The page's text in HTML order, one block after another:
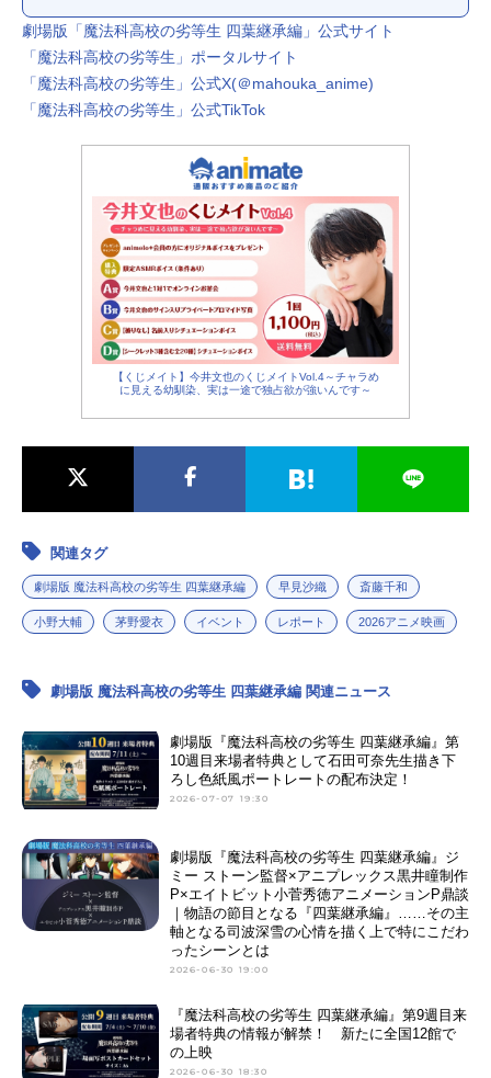
劇場版「魔法科高校の劣等生 四葉継承編」公式サイト
「魔法科高校の劣等生」ポータルサイト
「魔法科高校の劣等生」公式X(＠mahouka_anime)
「魔法科高校の劣等生」公式TikTok
【くじメイト】今井文也のくじメイトVol.4～チャラめ
に見える幼馴染、実は一途で独占欲が強いんです～
関連タグ
劇場版 魔法科高校の劣等生 四葉継承編 早見沙織 斎藤千和
小野大輔 茅野愛衣 イベント レポート 2026アニメ映画
劇場版 魔法科高校の劣等生 四葉継承編 関連ニュース
劇場版『魔法科高校の劣等生 四葉継承編』第
10週目来場者特典として石田可奈先生描き下
ろし色紙風ポートレートの配布決定！
2026-07-07 19:30
劇場版『魔法科高校の劣等生 四葉継承編』ジ
ミー ストーン監督×アニプレックス黒井瞳制作
P×エイトビット小菅秀徳アニメーションP鼎談
｜物語の節目となる『四葉継承編』……その主
軸となる司波深雪の心情を描く上で特にこだわ
ったシーンとは
2026-06-30 19:00
『魔法科高校の劣等生 四葉継承編』第9週目来
場者特典の情報が解禁！ 新たに全国12館で
の上映
2026-06-30 18:30